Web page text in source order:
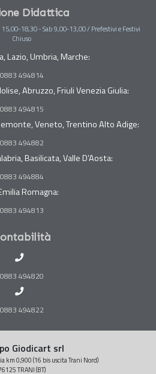
Didattica
18,30 - Sab 9,00-13,00 / Prefestivi e Festivi
Chiuso
Lazio, Umbria, Marche:
0883 494814
Abruzzo, Friuli Venezia Giulia:
0883 494815
Veneto, Trentino Alto Adige:
0883 494882
Basilicata, Valle D'Aosta:
0883 494884
Romagna:
0883 494813
0883 494820
0883 494822
Giodicart srl
km 0,900 (16 bis uscita Trani Nord)
TRANI (BT)